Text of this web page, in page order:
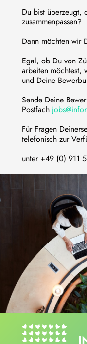
Du bist überzeugt,
zusammenpassen?
Dann möchten wir
Egal, ob Du von
arbeiten möchtest,
und Deine
Sende Deine
Postfach
Für Fragen
telefonisch zur
unter +49 (0) 911